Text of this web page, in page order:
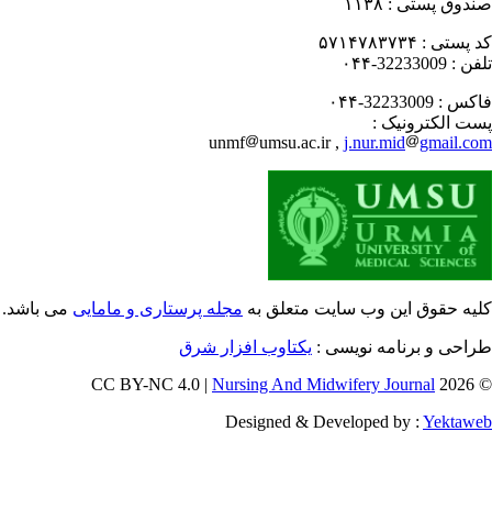
پستی : ۱۱۳۸
پستی : ۵۷۱۴۷۸۳۷۳۴
: 32233009-۰۴۴
: 32233009-۰۴۴
الکترونیک :
unmf
umsu.ac.ir ,j.nur.mid
حقوق این وب سایت متعلق بهمجله پرستاری و ماماییمی باشد.
و برنامه نویسی : یکتاوب افزار شرق
©
Nursing And Midwifery Journal
Designed & Developed by :